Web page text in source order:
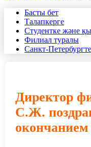
Басты бет
Талапкерге
Студентке және
Филиал туралы
Санкт-
Директор
С.Ж.
окончанием